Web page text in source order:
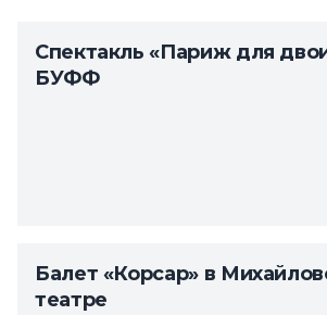
Спектакль «Париж для
БУФФ
Балет «Корсар» в
театре